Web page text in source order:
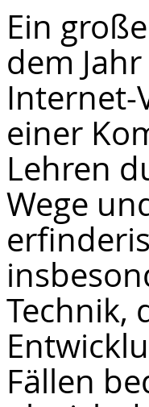
Ein
dem
Internet-
einer
Lehren
Wege
Technik,
Fällen